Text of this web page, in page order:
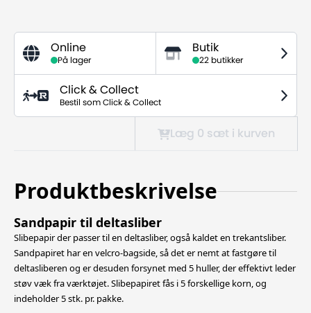
Online
På lager
Butik
22 butikker
Click & Collect
Bestil som Click & Collect
Læg 0 sæt i kurven
Produktbeskrivelse
Sandpapir til deltasliber
Slibepapir der passer til en deltasliber, også kaldet en trekantsliber.
Sandpapiret har en velcro-bagside, så det er nemt at fastgøre til
deltasliberen og er desuden forsynet med 5 huller, der effektivt leder
støv væk fra værktøjet.Slibepapiret fås i 5 forskellige korn, og
indeholder 5 stk. pr. pakke.